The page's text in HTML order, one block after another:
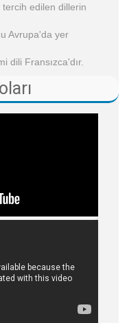
edilen dillerin
Avrupa'da yer
dili Fransızca'dır.